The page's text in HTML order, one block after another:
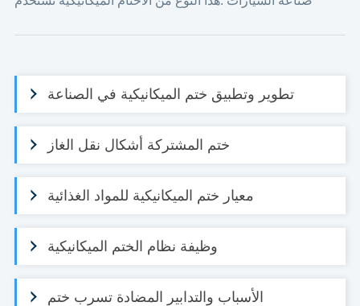
تطوير وتطبيق ختم الميكانيكية في الصناعة
ختم المشتركة أشكال نقل الغاز
معيار ختم الميكانيكية للمواد الغذائية
وظيفة نظام الختم الميكانيكية
الأسباب والتدابير المضادة تسرب ختم